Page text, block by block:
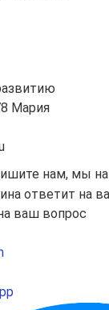
Мария
нам, мы на
ваш вопрос